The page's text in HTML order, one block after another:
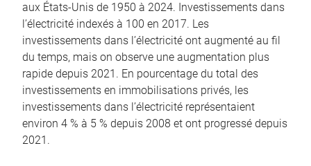
aux États-Unis de 1950 à 2024. Investissements dans
l’électricité indexés à 100 en 2017. Les
investissements dans l’électricité ont augmenté au fil
du temps, mais on observe une augmentation plus
rapide depuis 2021. En pourcentage du total des
investissements en immobilisations privés, les
investissements dans l’électricité représentaient
environ 4 % à 5 % depuis 2008 et ont progressé depuis
2021.